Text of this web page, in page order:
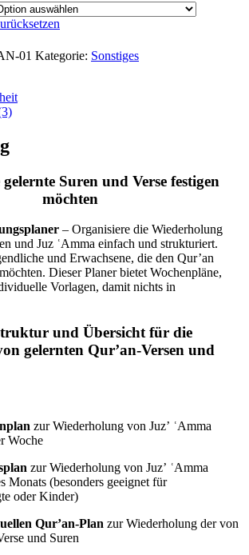
01 Kategorie: Sonstiges
Suren und Verse festigen
möchten
– Organisiere die Wiederholung
und Juz ʿAmma einfach und strukturiert.
und Erwachsene, die den Qur’an
Dieser Planer bietet Wochenpläne,
Vorlagen, damit nichts in
und Übersicht für die
gelernten Qur’an-Versen und
zur Wiederholung von Juzʼ ʿAmma
Woche
zur Wiederholung von Juzʼ ʿAmma
Monats (besonders geeignet für
oder Kinder)
Qur’an-Plan zur Wiederholung der von
und Suren